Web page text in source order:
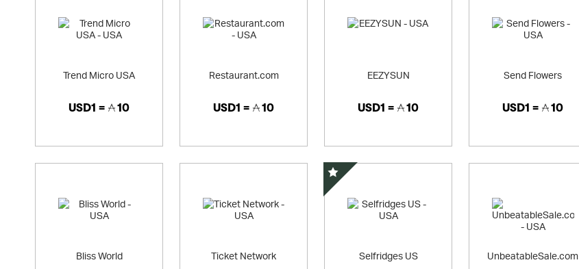
Trend Micro USA
USD1 = 10
Restaurant.com
USD1 = 10
EEZYSUN
USD1 = 10
Send Flowers
USD1 = 10
Bliss World Ticket Network Selfridges US
スペシャルオファー
UnbeatableSale.com